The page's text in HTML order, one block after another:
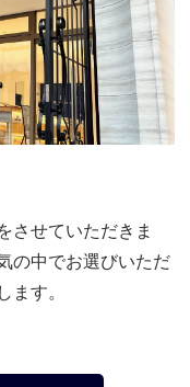
させていただきま
の中でお選びいただ
ます。